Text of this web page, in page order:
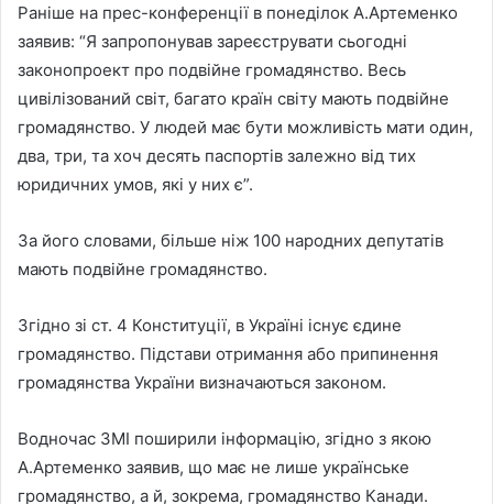
Раніше на прес-конференції в понеділок А.Артеменко
заявив: “Я запропонував зареєструвати сьогодні
законопроект про подвійне громадянство. Весь
цивілізований світ, багато країн світу мають подвійне
громадянство. У людей має бути можливість мати один,
два, три, та хоч десять паспортів залежно від тих
юридичних умов, які у них є”.
За його словами, більше ніж 100 народних депутатів
мають подвійне громадянство.
Згідно зі ст. 4 Конституції, в Україні існує єдине
громадянство. Підстави отримання або припинення
громадянства України визначаються законом.
Водночас ЗМІ поширили інформацію, згідно з якою
А.Артеменко заявив, що має не лише українське
громадянство, а й, зокрема, громадянство Канади.